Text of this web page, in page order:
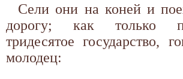
Сели они на коней и
дорогу; как только
тридесятое государство,
молодец: